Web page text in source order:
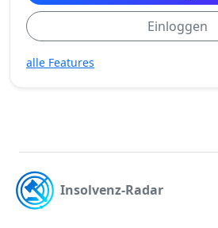
Einloggen
alle Features
Insolvenz-Radar